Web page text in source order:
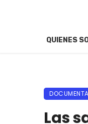
QUIENES
Las